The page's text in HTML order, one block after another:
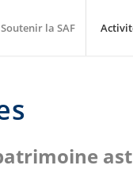
Soutenir la SAF